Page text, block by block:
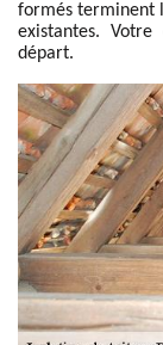
formés terminent
existantes.
départ.